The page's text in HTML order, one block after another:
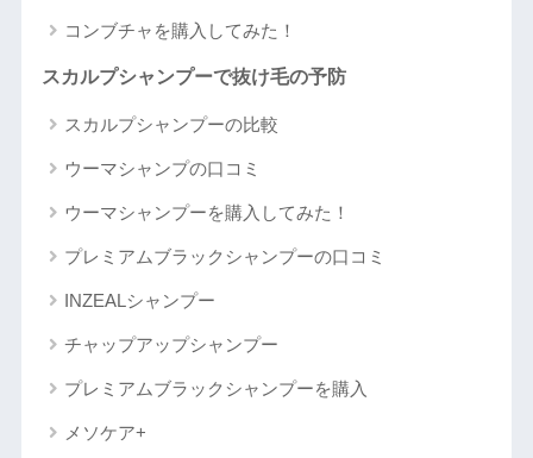
コンブチャを購入してみた！
スカルプシャンプーで抜け毛の予防
スカルプシャンプーの比較
ウーマシャンプの口コミ
ウーマシャンプーを購入してみた！
プレミアムブラックシャンプーの口コミ
INZEALシャンプー
チャップアップシャンプー
プレミアムブラックシャンプーを購入
メソケア+